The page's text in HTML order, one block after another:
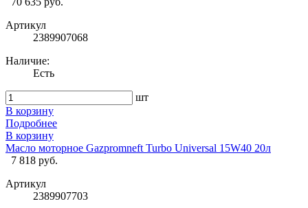
Артикул
2389907068
Наличие:
Есть
шт
В корзину
Подробнее
В корзину
Масло моторное Gazpromneft Turbo Universal 15W40 20л
7 818 руб.
Артикул
2389907703